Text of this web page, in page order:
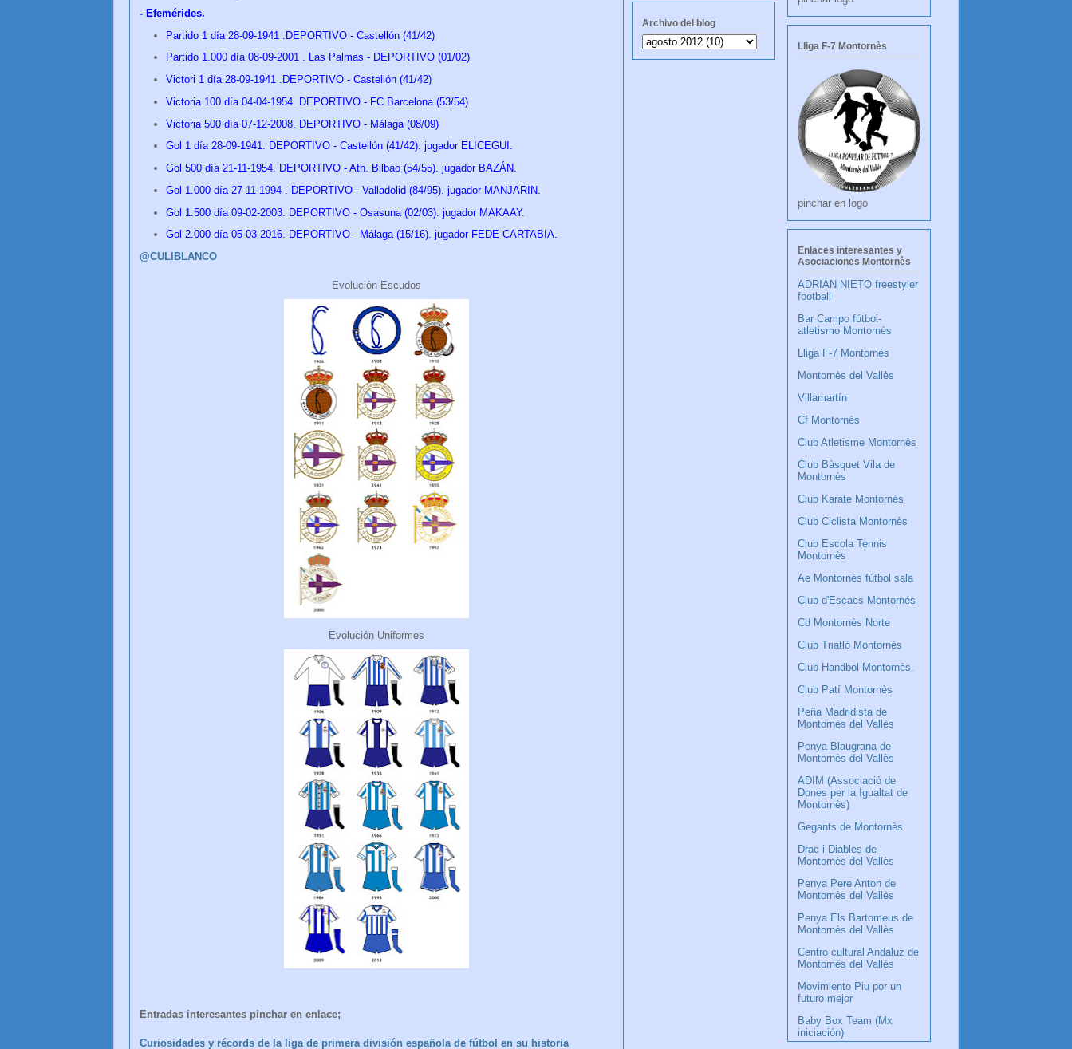
- Efemérides.
Partido 1 día 28-09-1941 .DEPORTIVO - Castellón (41/42)
Partido 1.000 día 08-09-2001 . Las Palmas - DEPORTIVO (01/02)
Victori 1 día 28-09-1941 .DEPORTIVO - Castellón (41/42)
Victoria 100 día04-04-1954. DEPORTIVO - FC Barcelona (53/54)
Victoria 500 día07-12-2008. DEPORTIVO - Málaga (08/09)
Gol 1 día28-09-1941. DEPORTIVO - Castellón (41/42). jugador ELICEGUI.
Gol 500 día21-11-1954. DEPORTIVO - Ath. Bilbao (54/55). jugador BAZÁN.
Gol 1.000 día27-11-1994 . DEPORTIVO - Valladolid (84/95). jugador MANJARIN.
Gol 1.500 día09-02-2003. DEPORTIVO - Osasuna (02/03). jugador MAKAAY.
Gol 2.000 día05-03-2016. DEPORTIVO - Málaga (15/16). jugador FEDE CARTABIA.
@CULIBLANCO
Evolución Escudos
Evolución Uniformes
Entradas interesantes pinchar en enlace;
Curiosidades y récords de la liga de primera división española de fútbol en su historia
Archivo del blog
Lliga F-7 Montornès
pinchar en logo
Enlaces interesantes y
Asociaciones Montornès
ADRIÁN NIETO freestyler
football
Bar Campo fútbol-
atletismo Montornès
Lliga F-7 Montornès
Montornès del Vallès
Villamartín
Cf Montornès
Club Atletisme Montornès
Club Bàsquet Vila de
Montornès
Club Karate Montornès
Club Ciclista Montornès
Club Escola Tennis
Montornès
Ae Montornès fútbol sala
Club d'Escacs Montornés
Cd Montornès Norte
Club Triatló Montornès
Club Handbol Montornès.
Club Patí Montornès
Peña Madridista de
Montornès del Vallès
Penya Blaugrana de
Montornès del Vallès
ADIM (Associació de
Dones per la Igualtat de
Montornès)
Gegants de Montornès
Drac i Diables de
Montornès del Vallès
Penya Pere Anton de
Montornès del Vallès
Penya Els Bartomeus de
Montornès del Vallès
Centro cultural Andaluz de
Montornès del Vallès
Movimiento Piu por un
futuro mejor
Baby Box Team (Mx
iniciación)